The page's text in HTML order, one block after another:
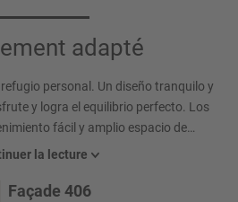
adapté
personal. Un diseño tranquilo y
y logra el equilibrio perfecto. Los
fácil y amplio espacio de
un gran nivel de comodidad. Con un
vacaciones.
la lecture
Façade 406